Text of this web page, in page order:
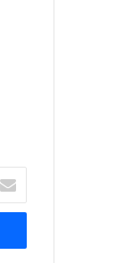
بريدك